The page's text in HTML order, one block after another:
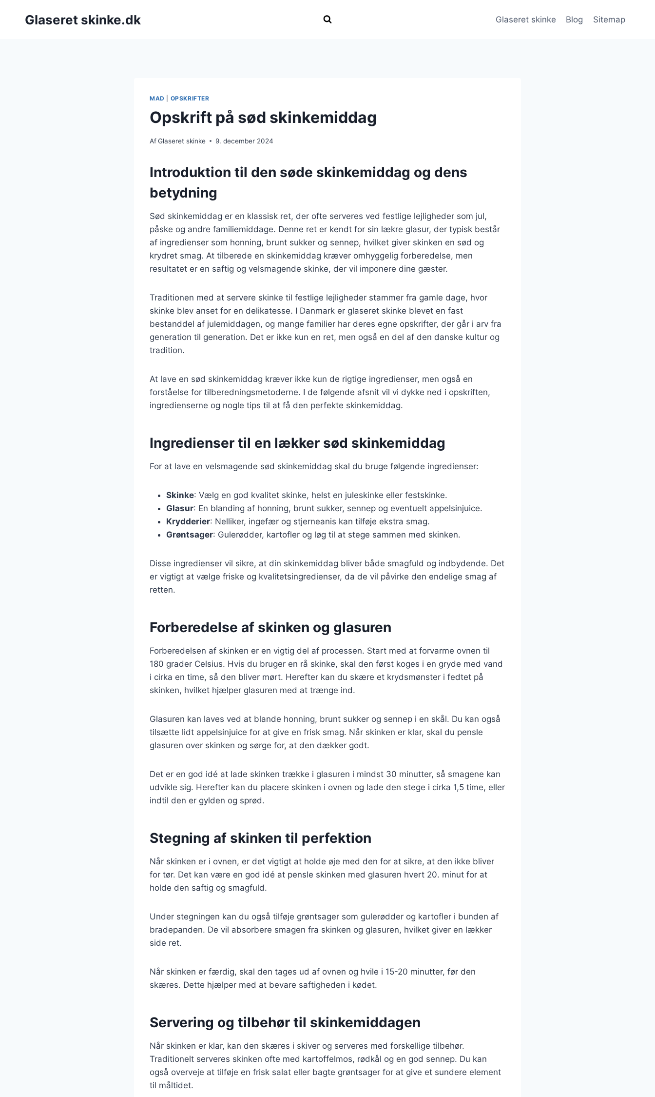
Glaseret skinke.dk Glaseret skinke Blog Sitemap
MAD OPSKRIFTER
Opskrift på sød skinkemiddag
AfGlaseret skinke 9. december 2024
Introduktion til den søde skinkemiddag og dens
betydning
Sød skinkemiddag er en klassisk ret, der ofte serveres ved festlige lejligheder som jul,
påske og andre familiemiddage. Denne ret er kendt for sin lækre glasur, der typisk består
af ingredienser som honning, brunt sukker og sennep, hvilket giver skinken en sød og
krydret smag. At tilberede en skinkemiddag kræver omhyggelig forberedelse, men
resultatet er en saftig og velsmagende skinke, der vil imponere dine gæster.
Traditionen med at servere skinke til festlige lejligheder stammer fra gamle dage, hvor
skinke blev anset for en delikatesse. I Danmark er glaseret skinke blevet en fast
bestanddel af julemiddagen, og mange familier har deres egne opskrifter, der går i arv fra
generation til generation. Det er ikke kun en ret, men også en del af den danske kultur og
tradition.
At lave en sød skinkemiddag kræver ikke kun de rigtige ingredienser, men også en
forståelse for tilberedningsmetoderne. I de følgende afsnit vil vi dykke ned i opskriften,
ingredienserne og nogle tips til at få den perfekte skinkemiddag.
Ingredienser til en lækker sød skinkemiddag
For at lave en velsmagende sød skinkemiddag skal du bruge følgende ingredienser:
Skinke: Vælg en god kvalitet skinke, helst en juleskinke eller festskinke.
Glasur: En blanding af honning, brunt sukker, sennep og eventuelt appelsinjuice.
Krydderier: Nelliker, ingefær og stjerneanis kan tilføje ekstra smag.
Grøntsager: Gulerødder, kartofler og løg til at stege sammen med skinken.
Disse ingredienser vil sikre, at din skinkemiddag bliver både smagfuld og indbydende. Det
er vigtigt at vælge friske og kvalitetsingredienser, da de vil påvirke den endelige smag af
retten.
Forberedelse af skinken og glasuren
Forberedelsen af skinken er en vigtig del af processen. Start med at forvarme ovnen til
180 grader Celsius. Hvis du bruger en rå skinke, skal den først koges i en gryde med vand
i cirka en time, så den bliver mørt. Herefter kan du skære et krydsmønster i fedtet på
skinken, hvilket hjælper glasuren med at trænge ind.
Glasuren kan laves ved at blande honning, brunt sukker og sennep i en skål. Du kan også
tilsætte lidt appelsinjuice for at give en frisk smag. Når skinken er klar, skal du pensle
glasuren over skinken og sørge for, at den dækker godt.
Det er en god idé at lade skinken trække i glasuren i mindst 30 minutter, så smagene kan
udvikle sig. Herefter kan du placere skinken i ovnen og lade den stege i cirka 1,5 time, eller
indtil den er gylden og sprød.
Stegning af skinken til perfektion
Når skinken er i ovnen, er det vigtigt at holde øje med den for at sikre, at den ikke bliver
for tør. Det kan være en god idé at pensle skinken med glasuren hvert 20. minut for at
holde den saftig og smagfuld.
Under stegningen kan du også tilføje grøntsager som gulerødder og kartofler i bunden af
bradepanden. De vil absorbere smagen fra skinken og glasuren, hvilket giver en lækker
side ret.
Når skinken er færdig, skal den tages ud af ovnen og hvile i 15-20 minutter, før den
skæres. Dette hjælper med at bevare saftigheden i kødet.
Servering og tilbehør til skinkemiddagen
Når skinken er klar, kan den skæres i skiver og serveres med forskellige tilbehør.
Traditionelt serveres skinken ofte med kartoffelmos, rødkål og en god sennep. Du kan
også overveje at tilføje en frisk salat eller bagte grøntsager for at give et sundere element
til måltidet.